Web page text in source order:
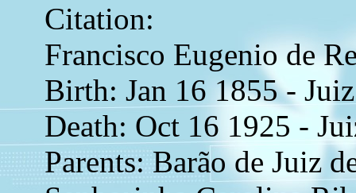
Citation:
Francisco Eugenio de
Birth: Jan 16 1855 -
Death: Oct 16 1925 -
Parents: Barão de Juiz